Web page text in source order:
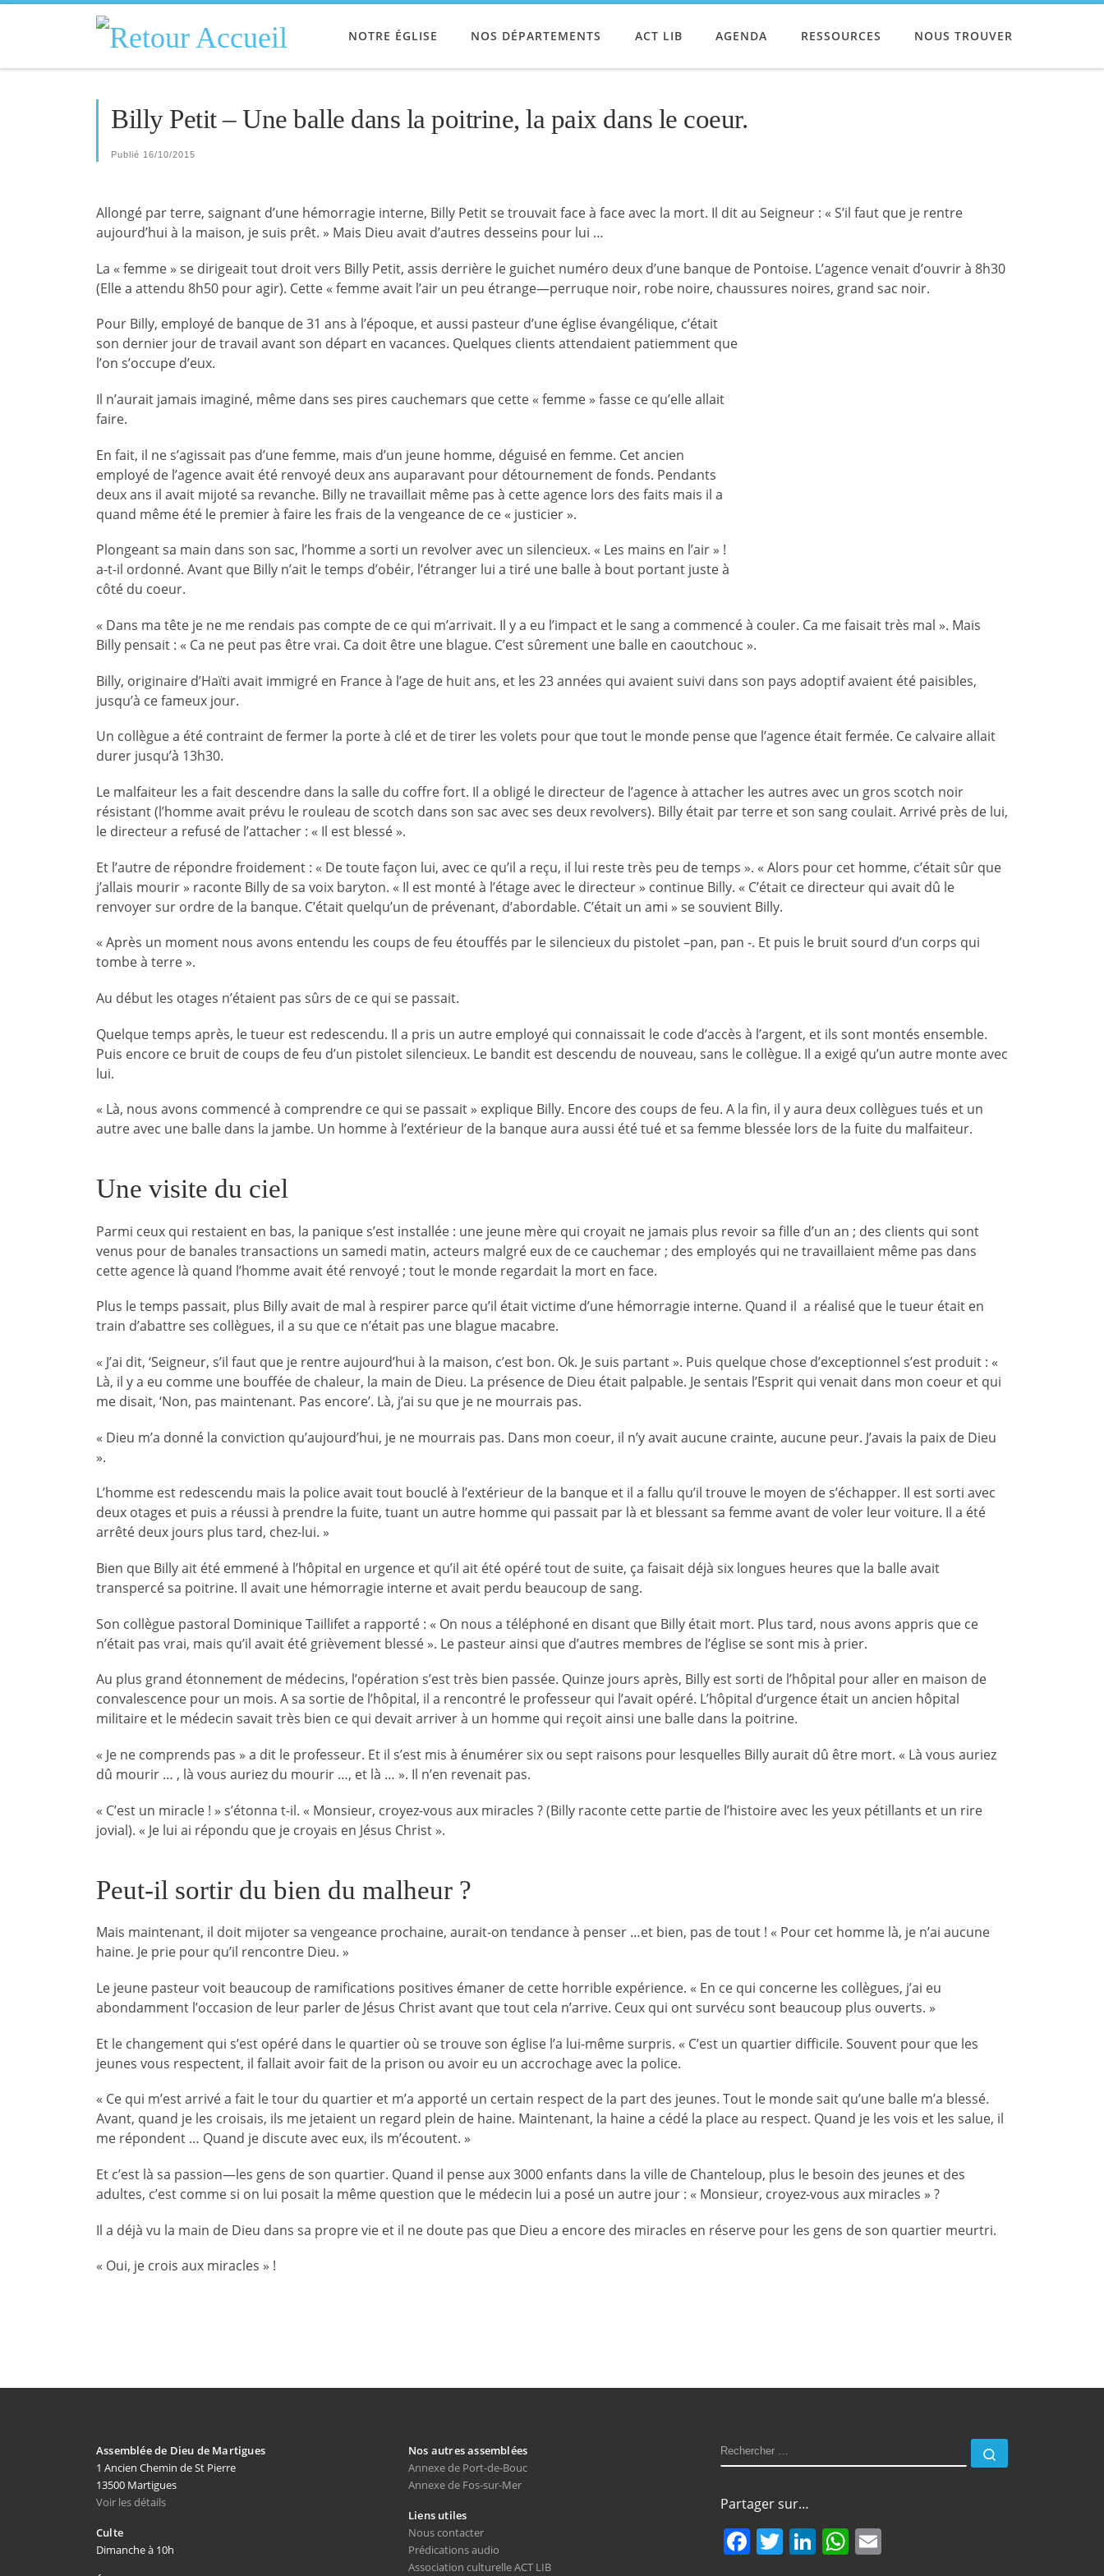
Passer au contenu
NOTRE ÉGLISE NOS DÉPARTEMENTS ACT LIB AGENDA RESSOURCES NOUS TROUVER
Billy Petit – Une balle dans la poitrine, la paix dans le coeur.
Publié 16/10/2015
Allongé par terre, saignant d’une hémorragie interne, Billy Petit se trouvait face à face avec la mort. Il dit au Seigneur : « S’il faut que je rentre
aujourd’hui à la maison, je suis prêt. » Mais Dieu avait d’autres desseins pour lui …
La « femme » se dirigeait tout droit vers Billy Petit, assis derrière le guichet numéro deux d’une banque de Pontoise. L’agence venait d’ouvrir à 8h30
(Elle a attendu 8h50 pour agir). Cette « femme avait l’air un peu étrange—perruque noir, robe noire, chaussures noires, grand sac noir.
Pour Billy, employé de banque de 31 ans à l’époque, et aussi pasteur d’une église évangélique, c’était
son dernier jour de travail avant son départ en vacances. Quelques clients attendaient patiemment que
l’on s’occupe d’eux.
Il n’aurait jamais imaginé, même dans ses pires cauchemars que cette « femme » fasse ce qu’elle allait
faire.
En fait, il ne s’agissait pas d’une femme, mais d’un jeune homme, déguisé en femme. Cet ancien
employé de l’agence avait été renvoyé deux ans auparavant pour détournement de fonds. Pendants
deux ans il avait mijoté sa revanche. Billy ne travaillait même pas à cette agence lors des faits mais il a
quand même été le premier à faire les frais de la vengeance de ce « justicier ».
Plongeant sa main dans son sac, l’homme a sorti un revolver avec un silencieux. « Les mains en l’air » !
a-t-il ordonné. Avant que Billy n’ait le temps d’obéir, l’étranger lui a tiré une balle à bout portant juste à
côté du coeur.
« Dans ma tête je ne me rendais pas compte de ce qui m’arrivait. Il y a eu l’impact et le sang a commencé à couler. Ca me faisait très mal ». Mais
Billy pensait : « Ca ne peut pas être vrai. Ca doit être une blague. C’est sûrement une balle en caoutchouc ».
Billy, originaire d’Haïti avait immigré en France à l’age de huit ans, et les 23 années qui avaient suivi dans son pays adoptif avaient été paisibles,
jusqu’à ce fameux jour.
Un collègue a été contraint de fermer la porte à clé et de tirer les volets pour que tout le monde pense que l’agence était fermée. Ce calvaire allait
durer jusqu’à 13h30.
Le malfaiteur les a fait descendre dans la salle du coffre fort. Il a obligé le directeur de l’agence à attacher les autres avec un gros scotch noir
résistant (l’homme avait prévu le rouleau de scotch dans son sac avec ses deux revolvers). Billy était par terre et son sang coulait. Arrivé près de lui,
le directeur a refusé de l’attacher : « Il est blessé ».
Et l’autre de répondre froidement : « De toute façon lui, avec ce qu’il a reçu, il lui reste très peu de temps ». « Alors pour cet homme, c’était sûr que
j’allais mourir » raconte Billy de sa voix baryton. « Il est monté à l’étage avec le directeur » continue Billy. « C’était ce directeur qui avait dû le
renvoyer sur ordre de la banque. C’était quelqu’un de prévenant, d’abordable. C’était un ami » se souvient Billy.
« Après un moment nous avons entendu les coups de feu étouffés par le silencieux du pistolet –pan, pan -. Et puis le bruit sourd d’un corps qui
tombe à terre ».
Au début les otages n’étaient pas sûrs de ce qui se passait.
Quelque temps après, le tueur est redescendu. Il a pris un autre employé qui connaissait le code d’accès à l’argent, et ils sont montés ensemble.
Puis encore ce bruit de coups de feu d’un pistolet silencieux. Le bandit est descendu de nouveau, sans le collègue. Il a exigé qu’un autre monte avec
lui.
« Là, nous avons commencé à comprendre ce qui se passait » explique Billy. Encore des coups de feu. A la fin, il y aura deux collègues tués et un
autre avec une balle dans la jambe. Un homme à l’extérieur de la banque aura aussi été tué et sa femme blessée lors de la fuite du malfaiteur.
Une visite du ciel
Parmi ceux qui restaient en bas, la panique s’est installée : une jeune mère qui croyait ne jamais plus revoir sa fille d’un an ; des clients qui sont
venus pour de banales transactions un samedi matin, acteurs malgré eux de ce cauchemar ; des employés qui ne travaillaient même pas dans
cette agence là quand l’homme avait été renvoyé ; tout le monde regardait la mort en face.
Plus le temps passait, plus Billy avait de mal à respirer parce qu’il était victime d’une hémorragie interne. Quand il a réalisé que le tueur était en
train d’abattre ses collègues, il a su que ce n’était pas une blague macabre.
« J’ai dit, ‘Seigneur, s’il faut que je rentre aujourd’hui à la maison, c’est bon. Ok. Je suis partant ». Puis quelque chose d’exceptionnel s’est produit : «
Là, il y a eu comme une bouffée de chaleur, la main de Dieu. La présence de Dieu était palpable. Je sentais l’Esprit qui venait dans mon coeur et qui
me disait, ‘Non, pas maintenant. Pas encore’. Là, j’ai su que je ne mourrais pas.
« Dieu m’a donné la conviction qu’aujourd’hui, je ne mourrais pas. Dans mon coeur, il n’y avait aucune crainte, aucune peur. J’avais la paix de Dieu
».
L’homme est redescendu mais la police avait tout bouclé à l’extérieur de la banque et il a fallu qu’il trouve le moyen de s’échapper. Il est sorti avec
deux otages et puis a réussi à prendre la fuite, tuant un autre homme qui passait par là et blessant sa femme avant de voler leur voiture. Il a été
arrêté deux jours plus tard, chez-lui. »
Bien que Billy ait été emmené à l’hôpital en urgence et qu’il ait été opéré tout de suite, ça faisait déjà six longues heures que la balle avait
transpercé sa poitrine. Il avait une hémorragie interne et avait perdu beaucoup de sang.
Son collègue pastoral Dominique Taillifet a rapporté : « On nous a téléphoné en disant que Billy était mort. Plus tard, nous avons appris que ce
n’était pas vrai, mais qu’il avait été grièvement blessé ». Le pasteur ainsi que d’autres membres de l’église se sont mis à prier.
Au plus grand étonnement de médecins, l’opération s’est très bien passée. Quinze jours après, Billy est sorti de l’hôpital pour aller en maison de
convalescence pour un mois. A sa sortie de l’hôpital, il a rencontré le professeur qui l’avait opéré. L’hôpital d’urgence était un ancien hôpital
militaire et le médecin savait très bien ce qui devait arriver à un homme qui reçoit ainsi une balle dans la poitrine.
« Je ne comprends pas » a dit le professeur. Et il s’est mis à énumérer six ou sept raisons pour lesquelles Billy aurait dû être mort. « Là vous auriez
dû mourir … , là vous auriez du mourir …, et là … ». Il n’en revenait pas.
« C’est un miracle ! » s’étonna t-il. « Monsieur, croyez-vous aux miracles ? (Billy raconte cette partie de l’histoire avec les yeux pétillants et un rire
jovial). « Je lui ai répondu que je croyais en Jésus Christ ».
Peut-il sortir du bien du malheur ?
Mais maintenant, il doit mijoter sa vengeance prochaine, aurait-on tendance à penser …et bien, pas de tout ! « Pour cet homme là, je n’ai aucune
haine. Je prie pour qu’il rencontre Dieu. »
Le jeune pasteur voit beaucoup de ramifications positives émaner de cette horrible expérience. « En ce qui concerne les collègues, j’ai eu
abondamment l’occasion de leur parler de Jésus Christ avant que tout cela n’arrive. Ceux qui ont survécu sont beaucoup plus ouverts. »
Et le changement qui s’est opéré dans le quartier où se trouve son église l’a lui-même surpris. « C’est un quartier difficile. Souvent pour que les
jeunes vous respectent, il fallait avoir fait de la prison ou avoir eu un accrochage avec la police.
« Ce qui m’est arrivé a fait le tour du quartier et m’a apporté un certain respect de la part des jeunes. Tout le monde sait qu’une balle m’a blessé.
Avant, quand je les croisais, ils me jetaient un regard plein de haine. Maintenant, la haine a cédé la place au respect. Quand je les vois et les salue, il
me répondent … Quand je discute avec eux, ils m’écoutent. »
Et c’est là sa passion—les gens de son quartier. Quand il pense aux 3000 enfants dans la ville de Chanteloup, plus le besoin des jeunes et des
adultes, c’est comme si on lui posait la même question que le médecin lui a posé un autre jour : « Monsieur, croyez-vous aux miracles » ?
Il a déjà vu la main de Dieu dans sa propre vie et il ne doute pas que Dieu a encore des miracles en réserve pour les gens de son quartier meurtri.
« Oui, je crois aux miracles » !
Assemblée de Dieu de Martigues
1 Ancien Chemin de St Pierre
13500 Martigues
Voir les détails
Culte
Dimanche à 10h
Nos autres assemblées
Annexe de Port-de-Bouc
Annexe de Fos-sur-Mer
Liens utiles
Nous contacter
Prédications audio
Association culturelle ACT LIB
RECHERCHER
Partager sur…
F T Li W